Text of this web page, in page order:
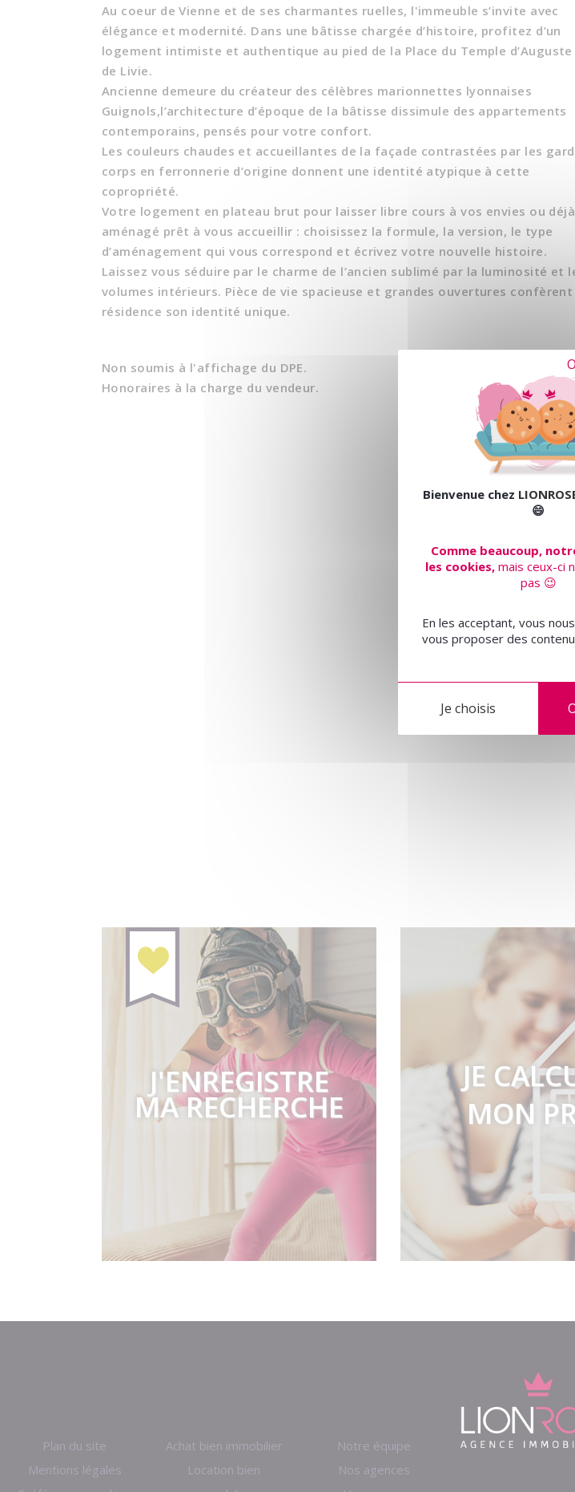
Au coeur de Vienne et de ses charmantes ruelles, l'immeuble s’invite avec
élégance et modernité. Dans une bâtisse chargée d’histoire, profitez d’un
logement intimiste et authentique au pied de la Place du Temple
de Livie.
Ancienne demeure du créateur des célèbres marionnettes lyonnaises
Guignols,l’architecture d’époque de la bâtisse dissimule des appartements
contemporains, pensés pour votre confort.
Les couleurs chaudes et accueillantes de la façade contrastées par les
corps en ferronnerie d’origine donnent une identité atypique à cette
copropriété.
Votre logement en plateau brut pour laisser libre cours à vos envies ou déjà
aménagé prêt à vous accueillir : choisissez la formule, la version, le type
d’aménagement qui vous correspond et écrivez votre nouvelle histoire.
Laissez vous séduire par le charme de l’ancien sublimé par la luminosité et
volumes intérieurs. Pièce de vie spacieuse et grandes ouvertures confèrent
résidence son identité unique.
Non soumis à l'affichage du DPE.
Honoraires à la charge du vendeur.
J'ENREGISTRE
MA RECHERCHE
JE
MON
Plan du site
Mentions légales
Achat bien immobilier
Location bien
Notre équipe
Nos agences
Bienvenue chez
😄
Comme beaucoup,
les cookies, mais ceux-ci
pas 😉
En les acceptant, vous
vous proposer des
Je choisis